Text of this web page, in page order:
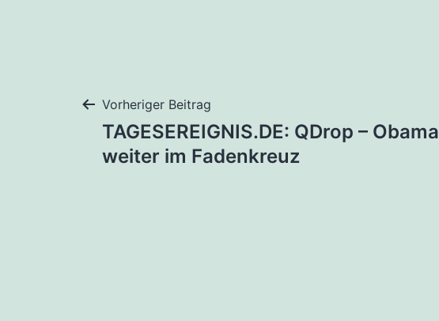
Beitragsnavigation
Vorheriger Beitrag
TAGESEREIGNIS.DE: QDrop – Obama
weiter im Fadenkreuz